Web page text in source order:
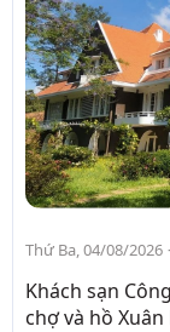
Thứ Ba, 04/08/2026
Khách sạn
chợ và hồ